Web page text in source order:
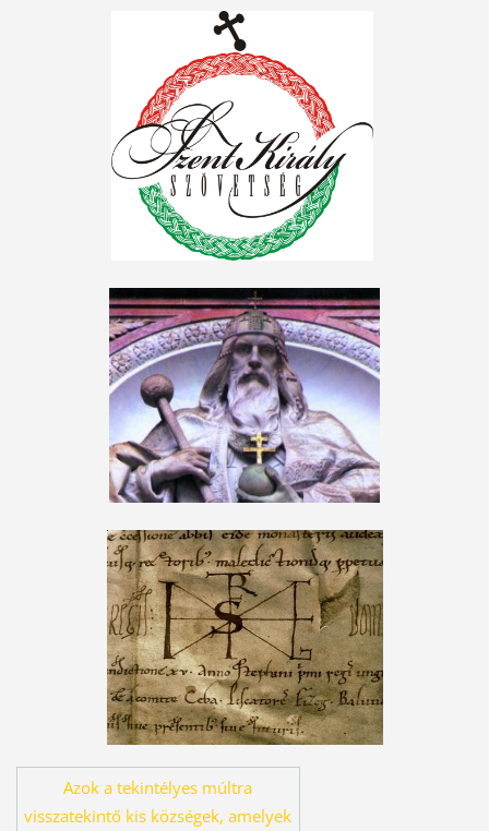
Azok a tekintélyes múltra
visszatekintő kis községek, amelyek